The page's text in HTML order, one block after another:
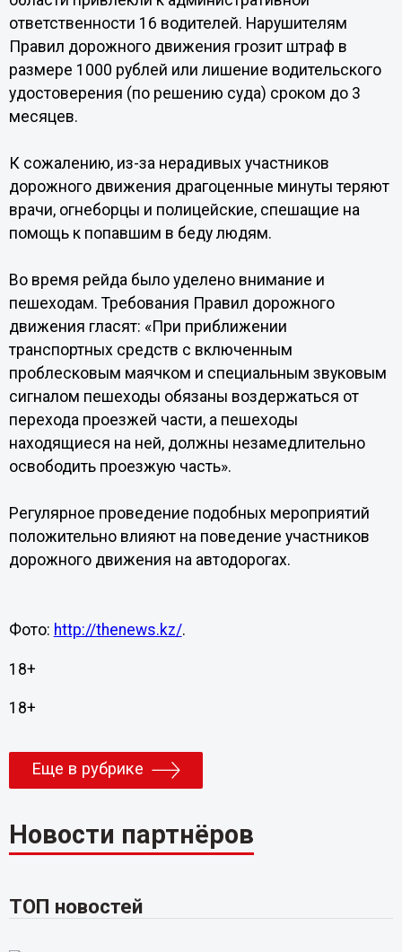
ответственности 16 водителей. Нарушителям
Правил дорожного движения грозит штраф в
размере 1000 рублей или лишение водительского
удостоверения (по решению суда) сроком до 3
месяцев.
К сожалению, из-за нерадивых участников
дорожного движения драгоценные минуты теряют
врачи, огнеборцы и полицейские, спешащие на
помощь к попавшим в беду людям.
Во время рейда было уделено внимание и
пешеходам. Требования Правил дорожного
движения гласят: «При приближении
транспортных средств с включенным
проблесковым маячком и специальным звуковым
сигналом пешеходы обязаны воздержаться от
перехода проезжей части, а пешеходы
находящиеся на ней, должны незамедлительно
освободить проезжую часть».
Регулярное проведение подобных мероприятий
положительно влияют на поведение участников
дорожного движения на автодорогах.
Фото: http://thenews.kz/.
18+
18+
Еще в рубрике
Новости партнёров
ТОП новостей